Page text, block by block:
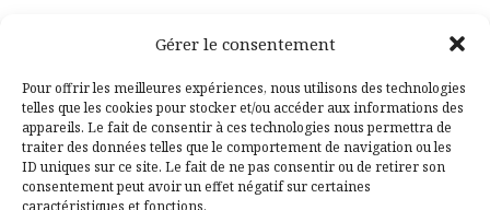
Gérer le consentement
Pour offrir les meilleures expériences, nous utilisons des technologies
telles que les cookies pour stocker et/ou accéder aux informations des
appareils. Le fait de consentir à ces technologies nous permettra de
traiter des données telles que le comportement de navigation ou les
ID uniques sur ce site. Le fait de ne pas consentir ou de retirer son
consentement peut avoir un effet négatif sur certaines
caractéristiques et fonctions.
Facebook
Pinterest